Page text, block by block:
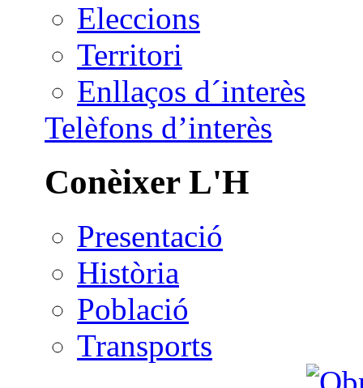
Eleccions
Territori
Enllaços d´interès
Telèfons d’interès
Conèixer L'H
Presentació
Història
Població
Transports